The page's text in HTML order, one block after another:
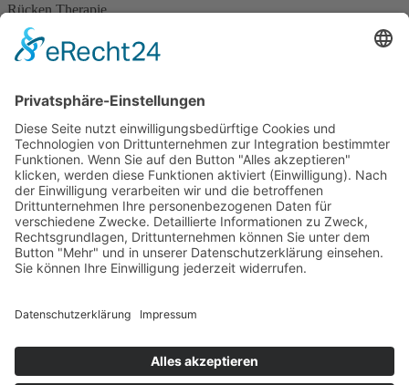
Rücken Therapie
Therapeutisches Klettern
Entspannungstraining
Zumba Gold
Rückbildungsgymnastik
Kinder Therapie
Krankengymnastik nach Vojta für Kinder
Krankengymnastik nach Bobath für Kinder
Krankengymnastik für Kinder
Therapeuten
Kontakt
Sponsoring
Gutscheine
Datenschutz